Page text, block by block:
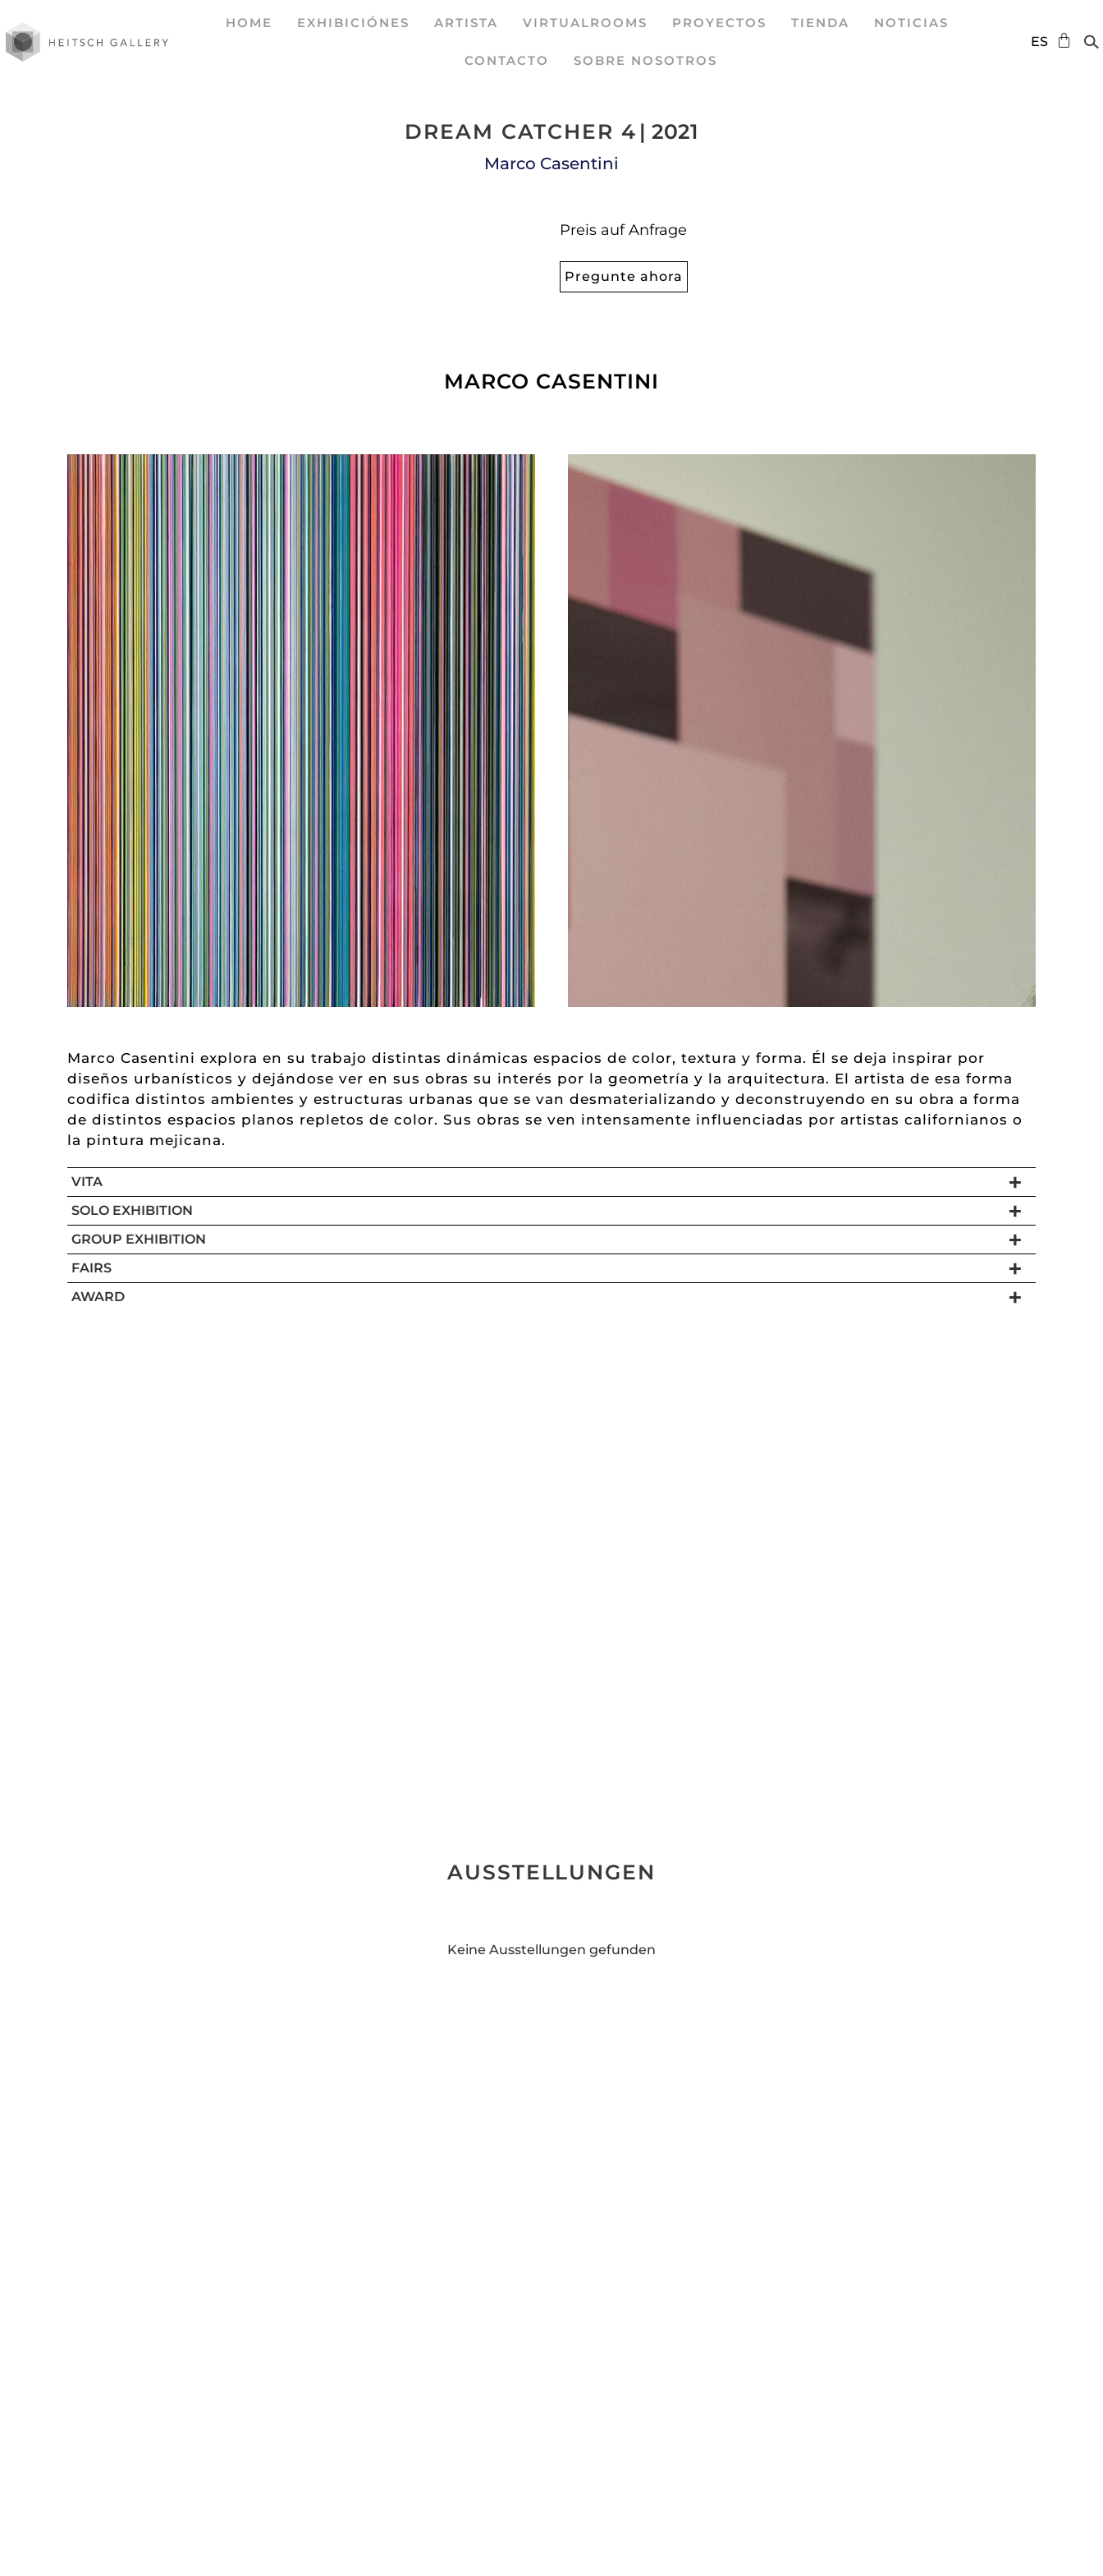
HOME EXHIBICIÓNES ARTISTA VIRTUALROOMS PROYECTOS TIENDA NOTICIAS
CONTACTO SOBRE NOSOTROS
ES
EN
DREAM CATCHER 4 | 2021
Marco Casentini
Preis auf Anfrage
Pregunte ahora
MARCO CASENTINI
Marco Casentini explora en su trabajo distintas dinámicas espacios de color, textura y forma. Él se deja inspirar por
diseños urbanísticos y dejándose ver en sus obras su interés por la geometría y la arquitectura. El artista de esa forma
codifica distintos ambientes y estructuras urbanas que se van desmaterializando y deconstruyendo en su obra a forma
de distintos espacios planos repletos de color. Sus obras se ven intensamente influenciadas por artistas californianos o
la pintura mejicana.
VITA
SOLO EXHIBITION
GROUP EXHIBITION
FAIRS
AWARD
AUSSTELLUNGEN
Keine Ausstellungen gefunden